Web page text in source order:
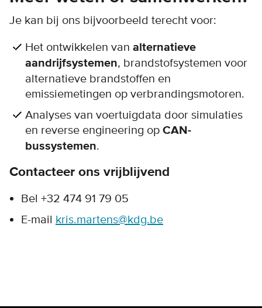
Je kan bij ons bijvoorbeeld terecht voor:
Het ontwikkelen van alternatieve
aandrijfsystemen, brandstofsystemen voor
alternatieve brandstoffen en
emissiemetingen op verbrandingsmotoren.
Analyses van voertuigdata door simulaties
en reverse engineering op CAN-
bussystemen.
Contacteer ons vrijblijvend
Bel +32 474 91 79 05
E-mail kris.martens@kdg.be